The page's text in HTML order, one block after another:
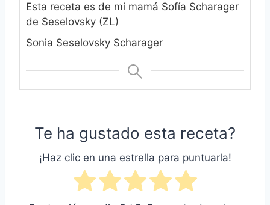
Esta receta es de mi mamá Sofía Scharager
de Seselovsky (ZL)
Sonia Seselovsky Scharager
Te ha gustado esta receta?
¡Haz clic en una estrella para puntuarla!